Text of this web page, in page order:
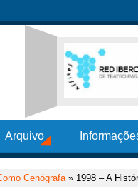
Arquivo
Cenógrafa» 1998 – A